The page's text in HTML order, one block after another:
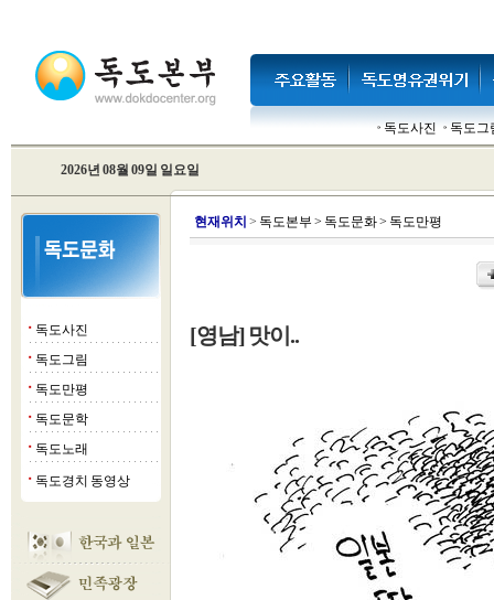
독도사진 독도그
2026년 08월 09일 일요일
■ 독도사진
■ 독도그림
■ 독도만평
■ 독도문학
■ 독도노래
■ 독도경치 동영상
현재위치 > 독도본부 > 독도문화> 독도만평
[영남] 맛이..